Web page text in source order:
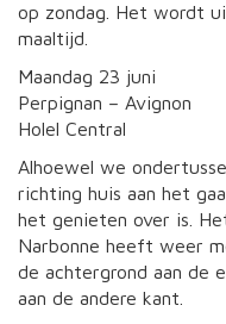
op zondag. Het wordt
maaltijd.
Maandag 23 juni
Perpignan – Avignon
Holel Central
Alhoewel we
richting huis aan het
het genieten over is.
Narbonne heeft weer
de achtergrond aan de
aan de andere kant.